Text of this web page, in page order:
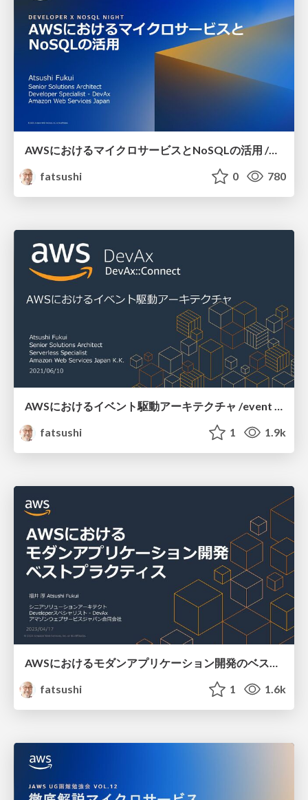
AWSにおけるマイクロサービスとNoSQLの活用 /microservice architecture with NoSQL on AWS
fatsushi
0 780
AWSにおけるイベント駆動アーキテクチャ /event driven architecture on aws
fatsushi
1 1.9k
AWSにおけるモダンアプリケーション開発のベストプラクティス /best practices for modern application development on aws
fatsushi
1 1.6k